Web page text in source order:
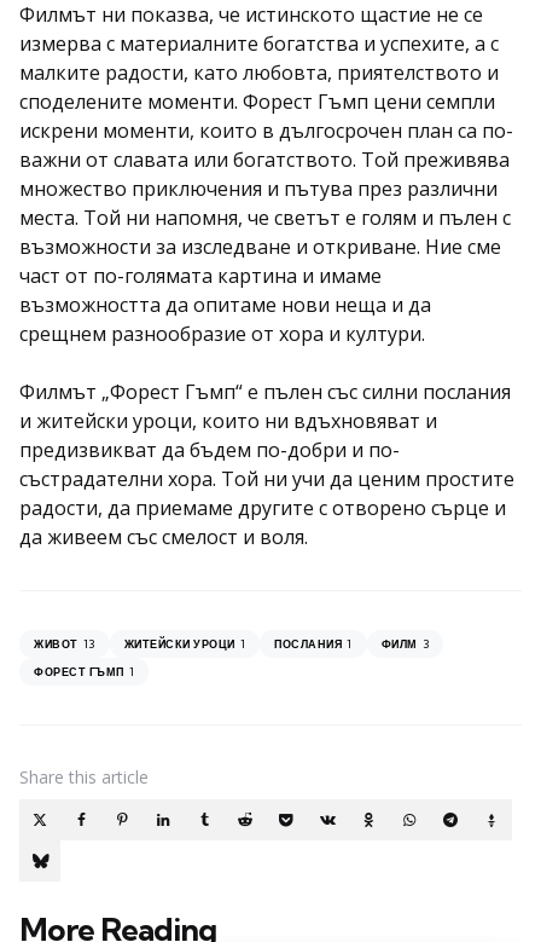
Филмът ни показва, че истинското щастие не се
измерва с материалните богатства и успехите, а с
малките радости, като любовта, приятелството и
споделените моменти. Форест Гъмп цени семпли
искрени моменти, които в дългосрочен план са по-
важни от славата или богатството. Той преживява
множество приключения и пътува през различни
места. Той ни напомня, че светът е голям и пълен с
възможности за изследване и откриване. Ние сме
част от по-голямата картина и имаме
възможността да опитаме нови неща и да
срещнем разнообразие от хора и култури.
Филмът „Форест Гъмп“ е пълен със силни послания
и житейски уроци, които ни вдъхновяват и
предизвикват да бъдем по-добри и по-
състрадателни хора. Той ни учи да ценим простите
радости, да приемаме другите с отворено сърце и
да живеем със смелост и воля.
ЖИВОТ 13 ЖИТЕЙСКИ УРОЦИ 1 ПОСЛАНИЯ 1 ФИЛМ 3
ФОРЕСТ ГЪМП 1
Share this article
More Reading